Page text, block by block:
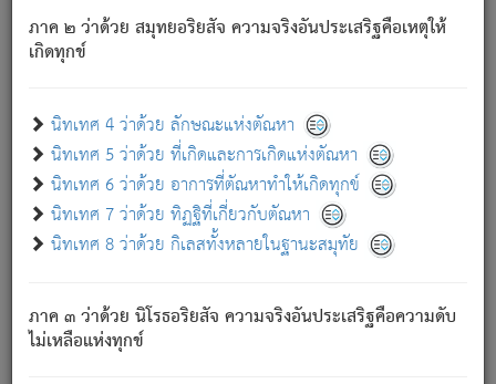
ภาค ๒ ว่าด้วย สมุทยอริยสัจ ความจริงอันประเสริฐคือเหตุให้
เกิดทุกข์
นิทเทศ 4 ว่าด้วย ลักษณะแห่งตัณหา
นิทเทศ 5 ว่าด้วย ที่เกิดและการเกิดแห่งตัณหา
นิทเทศ 6 ว่าด้วย อาการที่ตัณหาทำให้เกิดทุกข์
นิทเทศ 7 ว่าด้วย ทิฏฐิที่เกี่ยวกับตัณหา
นิทเทศ 8 ว่าด้วย กิเลสทั้งหลายในฐานะสมุทัย
ภาค ๓ ว่าด้วย นิโรธอริยสัจ ความจริงอันประเสริฐคือความดับ
ไม่เหลือแห่งทุกข์
อันเป็นไปในที่หรือเวลาทั้งปวง[3]เพื่อความมีแห่งประโยชน์โดย
ประการทั้งปวง; ภพทั้งหลายทั้งหมดนั้น ไม่เที่ยง เป็นทุกข์ มี
ความแปรปรวนเป็นธรรมดา.
อย่างนี้อยู่; เขาย่อมละภวตัณหาได้ และไม่เพลิดเพลินวิภวตัณหา
ด้วย.
ความดับเพราะความสำรอกไม่เหลือ (แห่งภพทั้งหลาย)
เพราะความสิ้นไปแห่งตัณหาโดยประการทั้งปวง นั้นคือ
นิพพาน.
ภพใหม่ย่อมไม่มีแก่ภิกษุนั้น ผู้ดับเย็นสนิทแล้ว เพราะไม่มี
ภิกษุนั้น เป็นผู้ครอบงำมารได้แล้ว ชนะสงครามแล้ว ก้าวล่วง
ภพทั้งหลายทั้งปวงได้แล้ว เป็นผู้คงที่ (คือไม่เปลี่ยนแปลงอีกต่อ